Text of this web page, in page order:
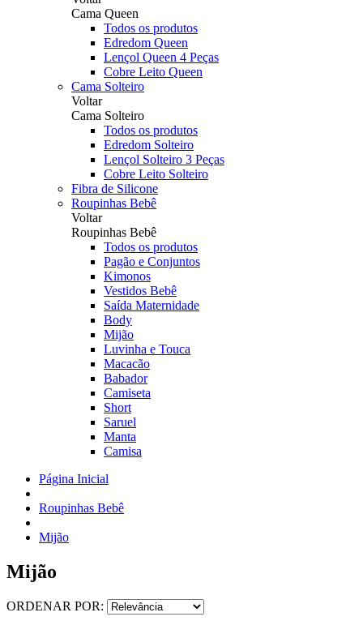
Cama Queen
Todos os produtos
Edredom Queen
Lençol Queen 4 Peças
Cobre Leito Queen
Cama Solteiro
Voltar
Cama Solteiro
Todos os produtos
Edredom Solteiro
Lençol Solteiro 3 Peças
Cobre Leito Solteiro
Fibra de Silicone
Roupinhas Bebê
Voltar
Roupinhas Bebê
Todos os produtos
Pagão e Conjuntos
Kimonos
Vestidos Bebê
Saída Maternidade
Body
Mijão
Luvinha e Touca
Macacão
Babador
Camiseta
Short
Saruel
Manta
Camisa
Página Inicial
Roupinhas Bebê
Mijão
Mijão
ORDENAR POR: